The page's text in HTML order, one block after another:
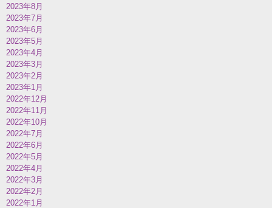
2023年8月
2023年7月
2023年6月
2023年5月
2023年4月
2023年3月
2023年2月
2023年1月
2022年12月
2022年11月
2022年10月
2022年7月
2022年6月
2022年5月
2022年4月
2022年3月
2022年2月
2022年1月